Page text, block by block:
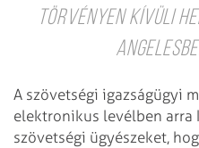
törvényen kívüli
A szövetségi igazságügyi
elektronikus levélben
szövetségi ügyészeket,